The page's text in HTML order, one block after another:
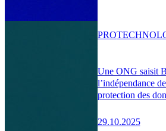
Une ONG saisit
l’indépendance
protection des
29.10.2025
PRO